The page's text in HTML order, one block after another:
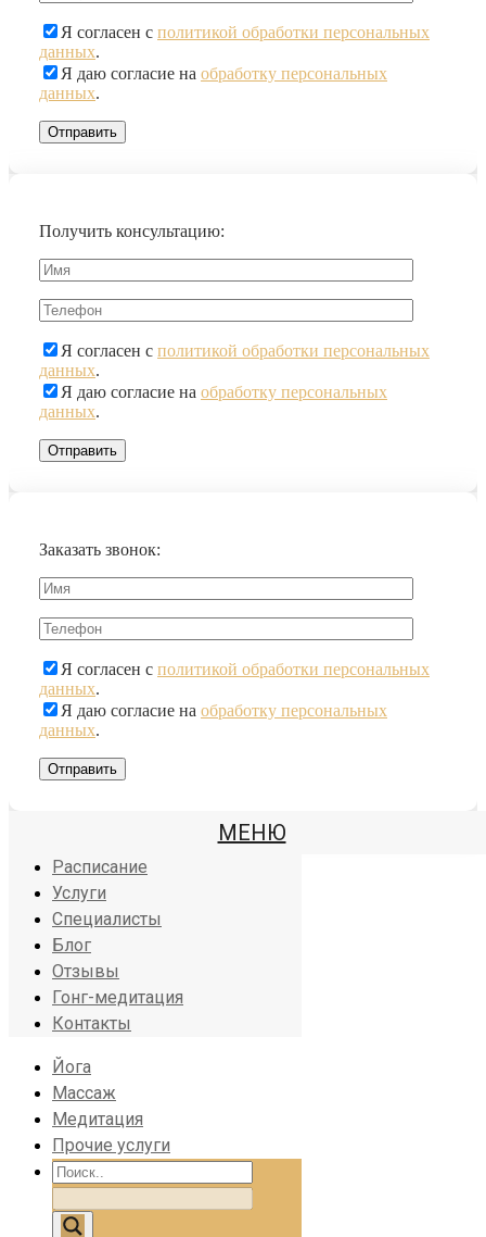
Я согласен с политикой обработки персональных
данных.
Я даю согласие на обработку персональных
данных.
Получить консультацию:
Я согласен с политикой обработки персональных
данных.
Я даю согласие на обработку персональных
данных.
Заказать звонок:
Я согласен с политикой обработки персональных
данных.
Я даю согласие на обработку персональных
данных.
МЕНЮ
Расписание
Услуги
Специалисты
Блог
Отзывы
Гонг-медитация
Контакты
Йога
Массаж
Медитация
Прочие услуги